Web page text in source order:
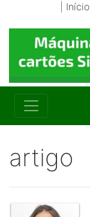
Início
artigo